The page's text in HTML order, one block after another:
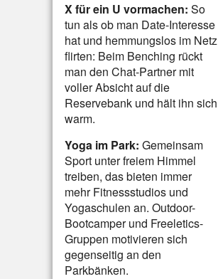
X für ein U vormachen: So
tun als ob man Date-Interesse
hat und hemmungslos im Netz
flirten: Beim Benching rückt
man den Chat-Partner mit
voller Absicht auf die
Reservebank und hält ihn sich
warm.
Yoga im Park: Gemeinsam
Sport unter freiem Himmel
treiben, das bieten immer
mehr Fitnessstudios und
Yogaschulen an. Outdoor-
Bootcamper und Freeletics-
Gruppen motivieren sich
gegenseitig an den
Parkbänken.